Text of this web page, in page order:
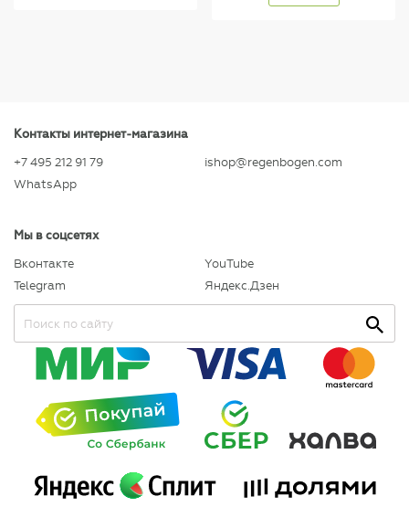
Контакты интернет-магазина
+7 495 212 91 79
WhatsApp
ishop@regenbogen.com
Мы в соцсетях
Вконтакте
Telegram
YouTube
Яндекс.Дзен